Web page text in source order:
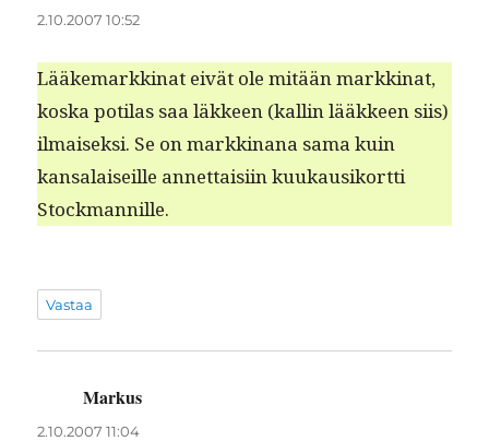
2.10.2007 10:52
Lääke­markki­nat eivät ole mitään markki­nat,
kos­ka poti­las saa läk­keen (kallin lääk­keen siis)
ilmaisek­si. Se on markki­nana sama kuin
kansalai­seille annet­taisi­in kuukausiko­rt­ti
Stockmannille.
Vastaa
Markus
2.10.2007 11:04